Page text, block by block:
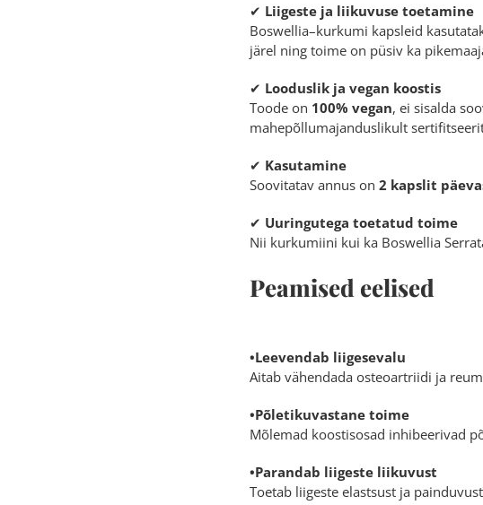
✔ Liigeste ja liikuvuse toetamine
Boswellia–kurkumi kapsleid
järel ning toime on püsiv ka
✔ Looduslik ja vegan koostis
Toode on 100% vegan, ei sisalda
mahepõllumajanduslikult
✔ Kasutamine
Soovitatav annus on 2 kapslit
✔ Uuringutega toetatud toime
Nii kurkumiini kui ka Boswellia
Peamised eelised
•Leevendab liigesevalu
Aitab vähendada osteoartriidi ja
•Põletikuvastane toime
Mõlemad koostisosad inhibeerivad
•Parandab liigeste liikuvust
Toetab liigeste elastsust ja